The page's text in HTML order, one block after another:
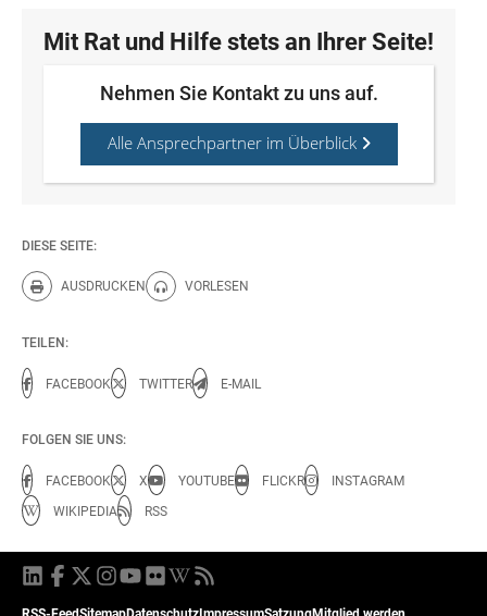
Mit Rat und Hilfe stets an Ihrer Seite!
Nehmen Sie Kontakt zu uns auf.
Alle Ansprechpartner im Überblick
DIESE SEITE:
AUSDRUCKEN
Diese Seite drucken.
VORLESEN
Diese Seite vorlesen.
TEILEN:
FACEBOOK TWITTER E-MAIL
FOLGEN SIE UNS:
FACEBOOK X YOUTUBE FLICKR
INSTAGRAM
WIKIPEDIA
RSS